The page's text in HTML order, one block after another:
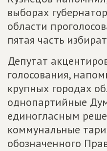
выборах
области
пятая часть
Депутат
голосования,
крупных городах
однопартийные
единогласным
коммунальные
обозначенного